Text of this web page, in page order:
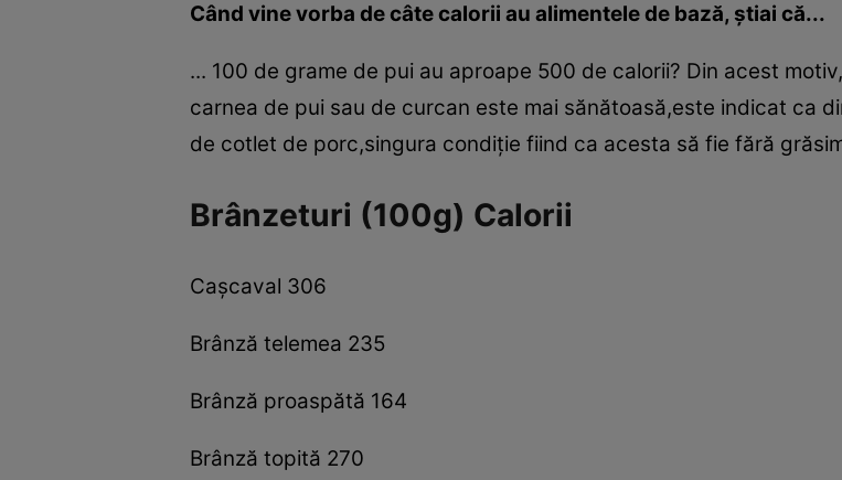
Când vine vorba de câte calorii au alimentele de bază, ştiai că...
... 100 de grame de pui au aproape 500 de calorii? Din acest
carnea de pui sau de curcan este mai sănătoasă,este indicat ca
de cotlet de porc,singura condiţie fiind ca acesta să fie fără
Brânzeturi (100g) Calorii
Caşcaval 306
Brânză telemea 235
Brânză proaspătă 164
Brânză topită 270